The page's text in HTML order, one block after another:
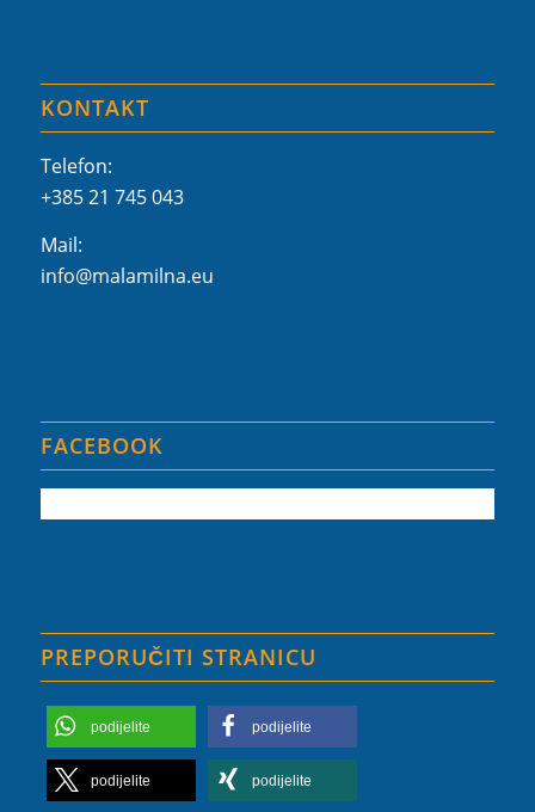
KONTAKT
Telefon:
+385 21 745 043
Mail:
info@malamilna.eu
FACEBOOK
PREPORUČITI STRANICU
podijelite podijelite
podijelite podijelite